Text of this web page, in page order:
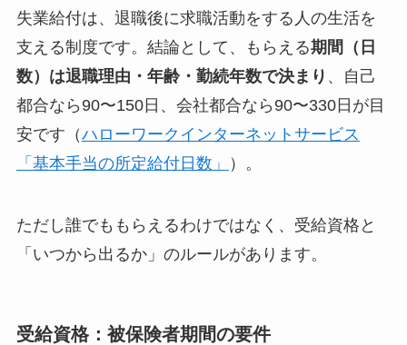
失業給付は、退職後に求職活動をする人の生活を
支える制度です。結論として、もらえる期間（日
数）は退職理由・年齢・勤続年数で決まり 、自己
都合なら90〜150日、会社都合なら90〜330日が目
安です（ハローワークインターネットサービス
「基本手当の所定給付日数」
）。
ただし誰でももらえるわけではなく、受給資格と
「いつから出るか」のルールがあります。
受給資格：被保険者期間の要件